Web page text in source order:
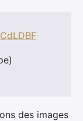
des images